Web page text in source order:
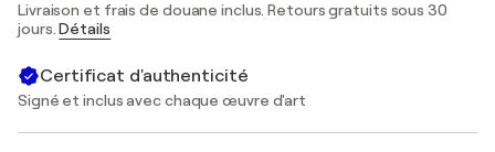
Livraison et frais de douane inclus. Retours gratuits sous 30
jours.Détails
Certificat d'authenticité
Signé et inclus avec chaque œuvre d'art